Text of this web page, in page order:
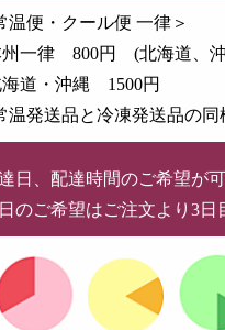
温便・クール便 一律＞
州一律 800円 (北海道、
道・沖縄 1500円
発送品と冷凍発送品の同
達日、配達時間のご希望が可
のご希望はご注文より3日